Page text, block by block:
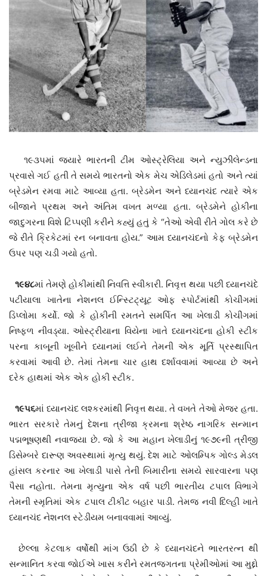
૧૯૩૫માં જયારે ભારતની ટીમ ઓસ્ટ્રેલિયા અને ન્યુઝીલેન્ડના
પ્રવાસે ગઈ હતી તે સમયે ભારતનો એક મેચ એડિલેડમાં હતો અને ત્યાં
બ્રેડમેન રમવા માટે આવ્યા હતા. બ્રેડમેન અને ધ્યાનચંદ ત્યારે એક
બીજાને પ્રથમ અને અંતિમ વખત મળ્યા હતા. બ્રેડમેને હોકીના
જાદુગરના વિશે ટિપ્પણી કરીને કહ્યું હતું કે “તેઓ એવી રીતે ગોલ કરે છે
જે રીતે ક્રિકેટમાં રન બનાવતા હોય.” આમ ધ્યાનચંદનો કેફ બ્રેડમેન
ઉપર પણ ચડી ગયો હતો.
૧૯૪૮માં તેમણે હોકીમાંથી નિવત્તિ સ્વીકારી. નિવૃત્ત થયા પછી ધ્યાનચંદે
પટીયાલા ખાતેના નેશનલ ઈન્સ્ટિટ્યૂટ ઓફ સ્પોર્ટમાંથી કોચીંગમાં
ડિપ્લોમા કર્યો. જો કે હોકીની રમતને સમર્પિત આ ખેલાડી કોચીંગમાં
નિષ્ફળ નીવડ્યા. ઓસ્ટ્રીયાના વિયેના ખાતે ધ્યાનચંદના હોકી સ્ટીક
પરના કાબૂની ખૂબીને ધ્યાનમાં લઈને તેમની એક મૂર્તિ પ્રસ્થાપિત
કરવામાં આવી છે. તેમાં તેમના ચાર હાથ દર્શાવવામાં આવ્યા છે અને
દરેક હાથમાં એક એક હોકી સ્ટીક.
૧૯૫૬માં ધ્યાનચંદ લશ્કરમાંથી નિવૃત્ત થયા. તે વખતે તેઓ મેજર હતા.
ભારત સરકારે તેમનું દેશના ત્રીજા ક્રમના શ્રેષ્ઠ નાગરિક સન્માન
પદ્મભૂષણથી નવાજ્યા છે. જો કે આ મહાન ખેલાડીનું ૧૯૭૯ની ત્રીજી
ડિસેમ્બરે દારૂણ અવસ્થામાં મૃત્યુ થયું. દેશ માટે ઓલમ્પિક ગોલ્ડ મેડલ
હાંસલ કરનાર આ ખેલાડી પાસે તેની બિમારીના સમયે સારવારના પણ
પૈસા નહોતા. તેમના મૃત્યુના એક વર્ષ પછી ભારતીય ટપાલ વિભાગે
તેમની સ્મૃતિમાં એક ટપાલ ટીકીટ બહાર પાડી. તેમજ નવી દિલ્હી ખાતે
ધ્યાનચંદ નેશનલ સ્ટેડીયમ બનાવવામાં આવ્યું.
છેલ્લા કેટલાક વર્ષોથી માંગ ઉઠી છે કે ધ્યાનચંદને ભારતરત્ન થી
સન્માનિત કરવા જોઈએ ખાસ કરીને રમતજગતના પ્રેમીઓમાં આ મુદ્દો